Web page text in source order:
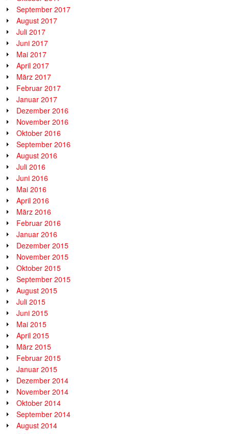
September 2017
August 2017
Juli 2017
Juni 2017
Mai 2017
April 2017
März 2017
Februar 2017
Januar 2017
Dezember 2016
November 2016
Oktober 2016
September 2016
August 2016
Juli 2016
Juni 2016
Mai 2016
April 2016
März 2016
Februar 2016
Januar 2016
Dezember 2015
November 2015
Oktober 2015
September 2015
August 2015
Juli 2015
Juni 2015
Mai 2015
April 2015
März 2015
Februar 2015
Januar 2015
Dezember 2014
November 2014
Oktober 2014
September 2014
August 2014